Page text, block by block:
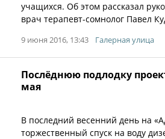
учащихся. Об этом рассказал
врач терапевт-сомнолог Павел
9 июня 2016, 13:43 Галерная улица
Послёднюю подлодку
мая
В последний весенний день на
торжественный спуск на воду